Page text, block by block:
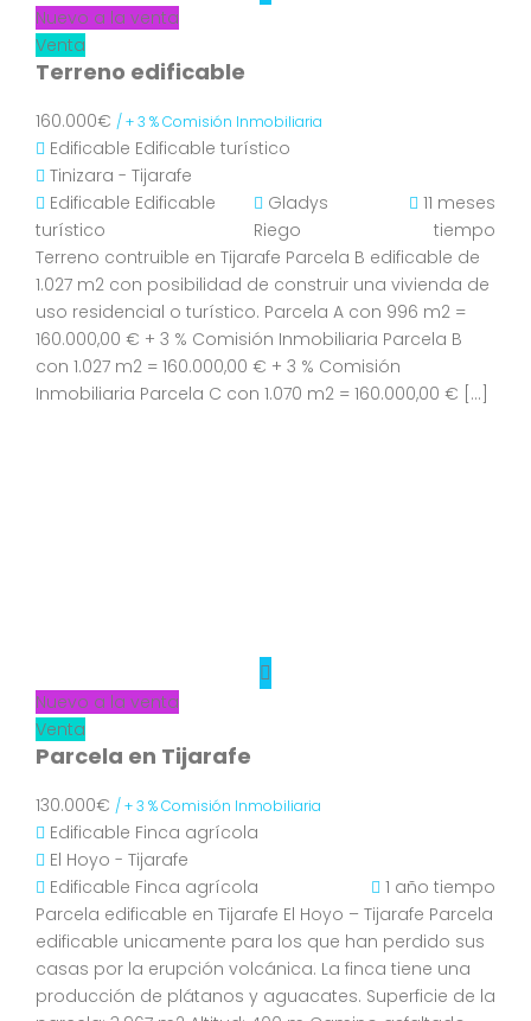
Nuevo a la venta
Venta
Terreno edificable
160.000€ / + 3 % Comisión Inmobiliaria
Edificable Edificable turístico
Tinizara - Tijarafe
Edificable Edificable
turístico
Gladys
Riego
11 meses
tiempo
Terreno contruible en Tijarafe Parcela B edificable de
1.027 m2 con posibilidad de construir una vivienda de
uso residencial o turístico. Parcela A con 996 m2 =
160.000,00 € + 3 % Comisión Inmobiliaria Parcela B
con 1.027 m2 = 160.000,00 € + 3 % Comisión
Inmobiliaria Parcela C con 1.070 m2 = 160.000,00 € […]
Nuevo a la venta
Venta
Parcela en Tijarafe
130.000€ / + 3 % Comisión Inmobiliaria
Edificable Finca agrícola
El Hoyo - Tijarafe
Edificable Finca agrícola
1 año tiempo
Parcela edificable en Tijarafe El Hoyo – Tijarafe Parcela
edificable unicamente para los que han perdido sus
casas por la erupción volcánica. La finca tiene una
producción de plátanos y aguacates. Superficie de la